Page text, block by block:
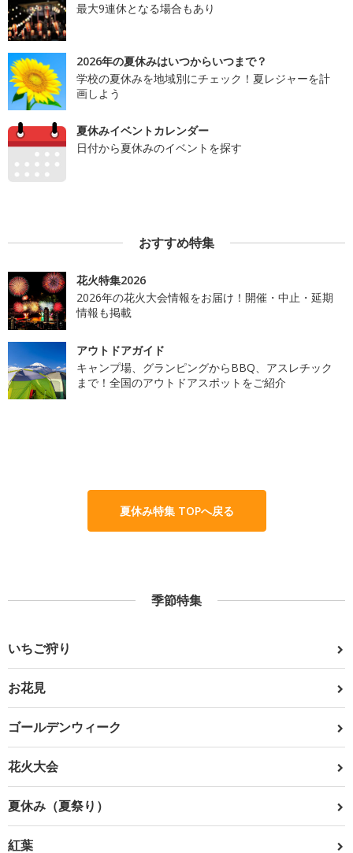
最大9連休となる場合もあり
2026年の夏休みはいつからいつまで？
学校の夏休みを地域別にチェック！夏レジャーを計
画しよう
夏休みイベントカレンダー
日付から夏休みのイベントを探す
おすすめ特集
花火特集2026
2026年の花火大会情報をお届け！開催・中止・延期
情報も掲載
アウトドアガイド
キャンプ場、グランピングからBBQ、アスレチック
まで！全国のアウトドアスポットをご紹介
夏休み特集 TOPへ戻る
季節特集
いちご狩り
お花見
ゴールデンウィーク
花火大会
夏休み（夏祭り）
紅葉